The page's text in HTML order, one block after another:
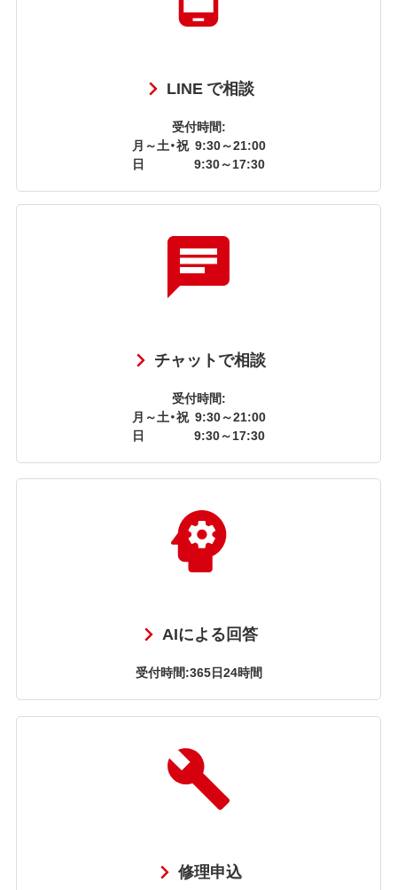
LINE で相談
受付時間:
月～土・祝 9:30～21:00
日
9:30～17:30
チャットで相談
受付時間:
月～土・祝 9:30～21:00
日
9:30～17:30
AIによる回答
受付時間:365日24時間
修理申込